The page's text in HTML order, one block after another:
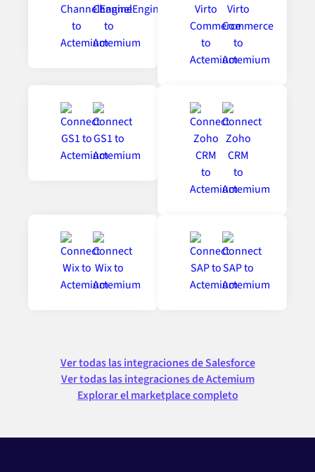
Ver todas las integraciones de Salesforce
Ver todas las integraciones de Actemium
Explorar el marketplace completo